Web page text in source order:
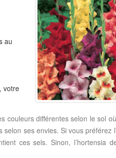
au
votre
couleurs différentes selon le sol
ses envies. Si vous préférez
ces sels. Sinon, l’hortensia